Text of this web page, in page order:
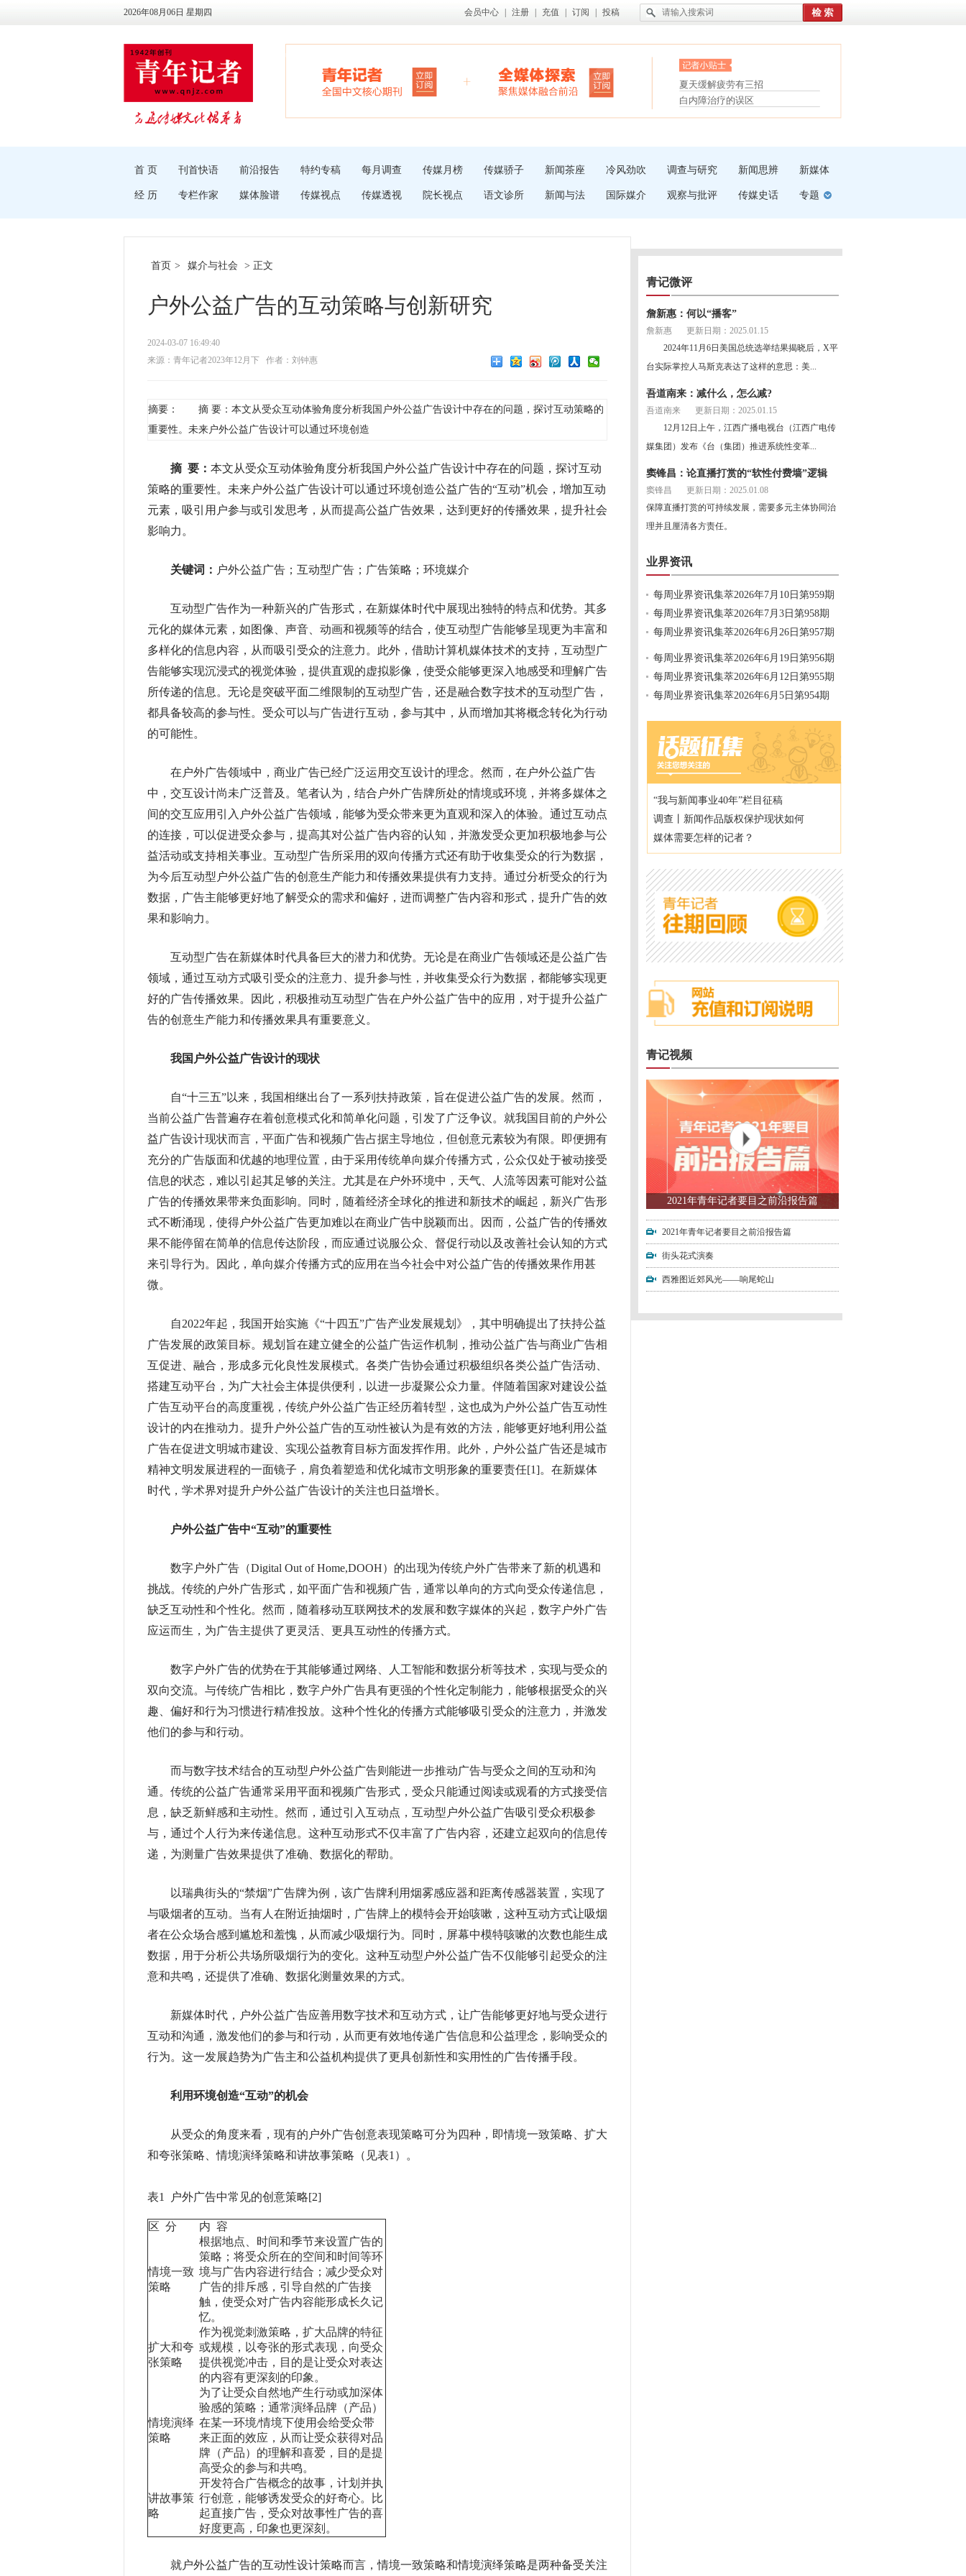
2026年08月06日 星期四 会员中心 注册 充值 订阅 投稿
“枝桠”“树桠”宜写成“枝...
夏天缓解疲劳有三招
护腰，摆脱六大坏习惯
受伤了冰敷还是热敷
白内障治疗的误区
首 页 刊首快语 前沿报告 特约专稿 每月调查 传媒月榜 传媒骄子 新闻茶座 冷风劲吹 调查与研究 新闻思辨 新媒体
经 历 专栏作家 媒体脸谱 传媒视点 传媒透视 院长视点 语文诊所 新闻与法 国际媒介 观察与批评 传媒史话 专题
首页 > 媒介与社会 > 正文
户外公益广告的互动策略与创新研究
2024-03-07 16:49:40
来源：青年记者2023年12月下
作者：刘钟惠
摘要： 摘 要：本文从受众互动体验角度分析我国户外公益广告设计中存在的问题，探讨互动策略的
重要性。未来户外公益广告设计可以通过环境创造
摘 要： 本文从受众互动体验角度分析我国户外公益广告设计中存在的问题，探讨互动
策略的重要性。未来户外公益广告设计可以通过环境创造公益广告的“互动”机会，增加互动
元素，吸引用户参与或引发思考，从而提高公益广告效果，达到更好的传播效果，提升社会
影响力。
关键词： 户外公益广告；互动型广告；广告策略；环境媒介
互动型广告作为一种新兴的广告形式，在新媒体时代中展现出独特的特点和优势。其多
元化的媒体元素，如图像、声音、动画和视频等的结合，使互动型广告能够呈现更为丰富和
多样化的信息内容，从而吸引受众的注意力。此外，借助计算机媒体技术的支持，互动型广
告能够实现沉浸式的视觉体验，提供直观的虚拟影像，使受众能够更深入地感受和理解广告
所传递的信息。无论是突破平面二维限制的互动型广告，还是融合数字技术的互动型广告，
都具备较高的参与性。受众可以与广告进行互动，参与其中，从而增加其将概念转化为行动
的可能性。
在户外广告领域中，商业广告已经广泛运用交互设计的理念。然而，在户外公益广告
中，交互设计尚未广泛普及。笔者认为，结合户外广告牌所处的情境或环境，并将多媒体之
间的交互应用引入户外公益广告领域，能够为受众带来更为直观和深入的体验。通过互动点
的连接，可以促进受众参与，提高其对公益广告内容的认知，并激发受众更加积极地参与公
益活动或支持相关事业。互动型广告所采用的双向传播方式还有助于收集受众的行为数据，
为今后互动型户外公益广告的创意生产能力和传播效果提供有力支持。通过分析受众的行为
数据，广告主能够更好地了解受众的需求和偏好，进而调整广告内容和形式，提升广告的效
果和影响力。
互动型广告在新媒体时代具备巨大的潜力和优势。无论是在商业广告领域还是公益广告
领域，通过互动方式吸引受众的注意力、提升参与性，并收集受众行为数据，都能够实现更
好的广告传播效果。因此，积极推动互动型广告在户外公益广告中的应用，对于提升公益广
告的创意生产能力和传播效果具有重要意义。
我国户外公益广告设计的现状
自“十三五”以来，我国相继出台了一系列扶持政策，旨在促进公益广告的发展。然而，
当前公益广告普遍存在着创意模式化和简单化问题，引发了广泛争议。就我国目前的户外公
益广告设计现状而言，平面广告和视频广告占据主导地位，但创意元素较为有限。即便拥有
充分的广告版面和优越的地理位置，由于采用传统单向媒介传播方式，公众仅处于被动接受
信息的状态，难以引起其足够的关注。尤其是在户外环境中，天气、人流等因素可能对公益
广告的传播效果带来负面影响。同时，随着经济全球化的推进和新技术的崛起，新兴广告形
式不断涌现，使得户外公益广告更加难以在商业广告中脱颖而出。因而，公益广告的传播效
果不能停留在简单的信息传达阶段，而应通过说服公众、督促行动以及改善社会认知的方式
来引导行为。因此，单向媒介传播方式的应用在当今社会中对公益广告的传播效果作用甚
微。
自2022年起，我国开始实施《“十四五”广告产业发展规划》，其中明确提出了扶持公益
广告发展的政策目标。规划旨在建立健全的公益广告运作机制，推动公益广告与商业广告相
互促进、融合，形成多元化良性发展模式。各类广告协会通过积极组织各类公益广告活动、
搭建互动平台，为广大社会主体提供便利，以进一步凝聚公众力量。伴随着国家对建设公益
广告互动平台的高度重视，传统户外公益广告正经历着转型，这也成为户外公益广告互动性
设计的内在推动力。提升户外公益广告的互动性被认为是有效的方法，能够更好地利用公益
广告在促进文明城市建设、实现公益教育目标方面发挥作用。此外，户外公益广告还是城市
精神文明发展进程的一面镜子，肩负着塑造和优化城市文明形象的重要责任[1]。在新媒体
时代，学术界对提升户外公益广告设计的关注也日益增长。
户外公益广告中“互动”的重要性
数字户外广告（Digital Out of Home,DOOH）的出现为传统户外广告带来了新的机遇和
挑战。传统的户外广告形式，如平面广告和视频广告，通常以单向的方式向受众传递信息，
缺乏互动性和个性化。然而，随着移动互联网技术的发展和数字媒体的兴起，数字户外广告
应运而生，为广告主提供了更灵活、更具互动性的传播方式。
数字户外广告的优势在于其能够通过网络、人工智能和数据分析等技术，实现与受众的
双向交流。与传统广告相比，数字户外广告具有更强的个性化定制能力，能够根据受众的兴
趣、偏好和行为习惯进行精准投放。这种个性化的传播方式能够吸引受众的注意力，并激发
他们的参与和行动。
而与数字技术结合的互动型户外公益广告则能进一步推动广告与受众之间的互动和沟
通。传统的公益广告通常采用平面和视频广告形式，受众只能通过阅读或观看的方式接受信
息，缺乏新鲜感和主动性。然而，通过引入互动点，互动型户外公益广告吸引受众积极参
与，通过个人行为来传递信息。这种互动形式不仅丰富了广告内容，还建立起双向的信息传
递，为测量广告效果提供了准确、数据化的帮助。
以瑞典街头的“禁烟”广告牌为例，该广告牌利用烟雾感应器和距离传感器装置，实现了
与吸烟者的互动。当有人在附近抽烟时，广告牌上的模特会开始咳嗽，这种互动方式让吸烟
者在公众场合感到尴尬和羞愧，从而减少吸烟行为。同时，屏幕中模特咳嗽的次数也能生成
数据，用于分析公共场所吸烟行为的变化。这种互动型户外公益广告不仅能够引起受众的注
意和共鸣，还提供了准确、数据化测量效果的方式。
新媒体时代，户外公益广告应善用数字技术和互动方式，让广告能够更好地与受众进行
互动和沟通，激发他们的参与和行动，从而更有效地传递广告信息和公益理念，影响受众的
行为。这一发展趋势为广告主和公益机构提供了更具创新性和实用性的广告传播手段。
利用环境创造“互动”的机会
从受众的角度来看，现有的户外广告创意表现策略可分为四种，即情境一致策略、扩大
和夸张策略、情境演绎策略和讲故事策略（见表1）。
表1 户外广告中常见的创意策略[2]
区 分 内 容
情境一致
策略
根据地点、时间和季节来设置广告的
策略；将受众所在的空间和时间等环
境与广告内容进行结合；减少受众对
广告的排斥感，引导自然的广告接
触，使受众对广告内容能形成长久记
忆。
扩大和夸
张策略
作为视觉刺激策略，扩大品牌的特征
或规模，以夸张的形式表现，向受众
提供视觉冲击，目的是让受众对表达
的内容有更深刻的印象。
情境演绎
策略
为了让受众自然地产生行动或加深体
验感的策略；通常演绎品牌（产品）
在某一环境/情境下使用会给受众带
来正面的效应，从而让受众获得对品
牌（产品）的理解和喜爱，目的是提
高受众的参与和共鸣。
讲故事策
略
开发符合广告概念的故事，计划并执
行创意，能够诱发受众的好奇心。比
起直接广告，受众对故事性广告的喜
好度更高，印象也更深刻。
就户外公益广告的互动性设计策略而言，情境一致策略和情境演绎策略是两种备受关注
青记微评
詹新惠：何以“播客”
詹新惠
更新日期：2025.01.15
2024年11月6日美国总统选举结果揭晓后，X平
台实际掌控人马斯克表达了这样的意思：美...
吾道南来：减什么，怎么减?
吾道南来
更新日期：2025.01.15
12月12日上午，江西广播电视台（江西广电传
媒集团）发布《台（集团）推进系统性变革...
窦锋昌：论直播打赏的“软性付费墙”逻辑
窦锋昌
更新日期：2025.01.08
保障直播打赏的可持续发展，需要多元主体协同治
理并且厘清各方责任。
业界资讯
每周业界资讯集萃2026年7月10日第959期
每周业界资讯集萃2026年7月3日第958期
每周业界资讯集萃2026年6月26日第957期
每周业界资讯集萃2026年6月19日第956期
每周业界资讯集萃2026年6月12日第955期
每周业界资讯集萃2026年6月5日第954期
“我与新闻事业40年”栏目征稿
调查丨新闻作品版权保护现状如何
媒体需要怎样的记者？
青记视频
2021年青年记者要目之前沿报告篇
2021年青年记者要目之前沿报告篇
街头花式演奏
西雅图近郊风光——响尾蛇山